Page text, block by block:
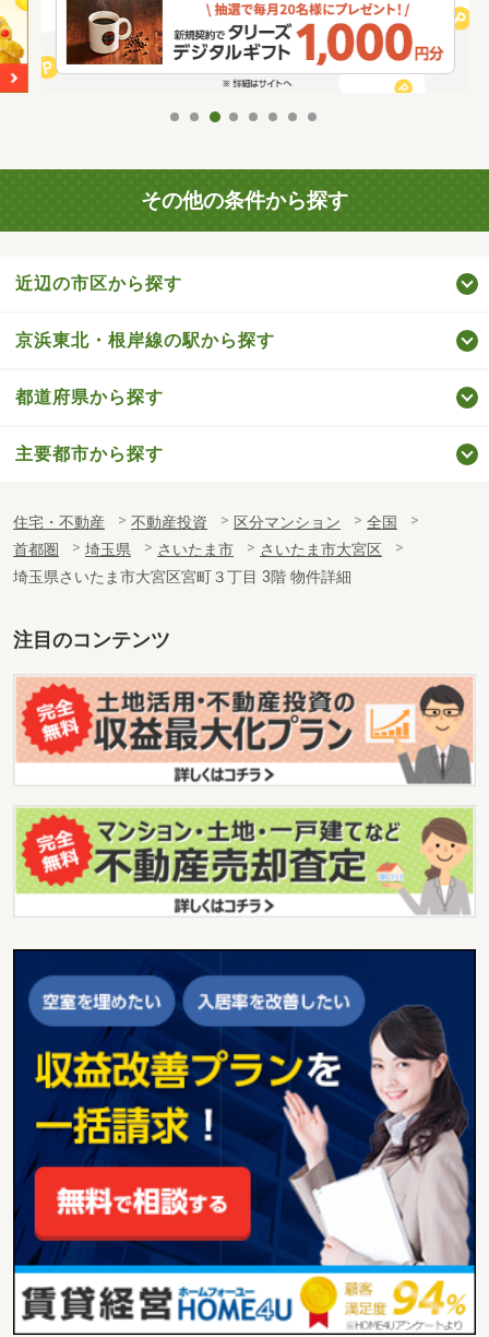
その他の条件から探す
近辺の市区から探す
京浜東北・根岸線の駅から探す
都道府県から探す
主要都市から探す
住宅・不動産 不動産投資 区分マンション
全国
首都圏
埼玉県 さいたま市
さいたま市大宮区
埼玉県さいたま市大宮区宮町３丁目 3階 物件詳細
注目のコンテンツ